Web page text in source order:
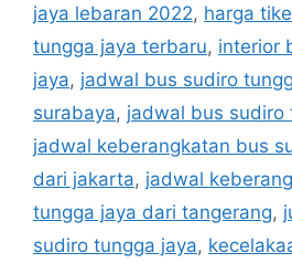
jaya lebaran 2022, harga
tungga jaya terbaru, interior
jaya, jadwal bus sudiro
surabaya, jadwal bus sudiro
jadwal keberangkatan bus
dari jakarta, jadwal
tungga jaya dari tangerang,
sudiro tungga jaya,